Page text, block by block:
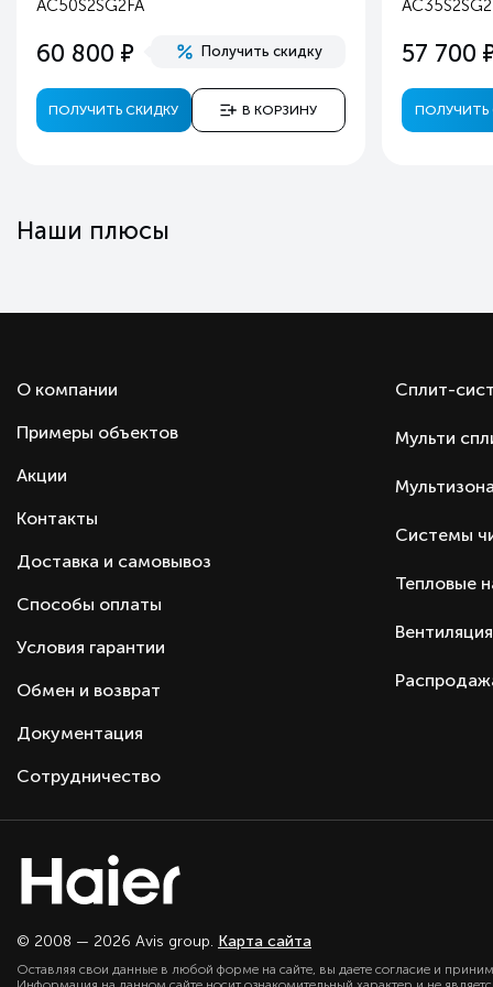
Самодиагностика неисправностей
Приток воздуха с улицы
Страна производства
AC50S2SG2FA
60 800 е Получить скидку
ПОЛУЧИТЬ СКИДКУ В КОРЗИНУ
57 700
ПОЛУЧИТЬ
Наши плюсы
О компании
Примеры объектов
Акции
Контакты
Доставка и самовывоз
Способы оплаты
Условия гарантии
Обмен и возврат
Документация
Сотрудничество
Сплит-
Мульти
Системы
Тепловые
Вентиляция
© 2008 — 2026 Avis group. Карта сайта
Оставляя свои данные в любой форме на сайте, вы даете согласие и